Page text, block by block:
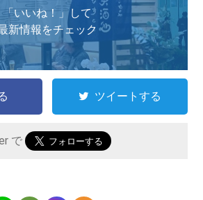
「いいね！」して
新情報をチェック
ツイートする
で